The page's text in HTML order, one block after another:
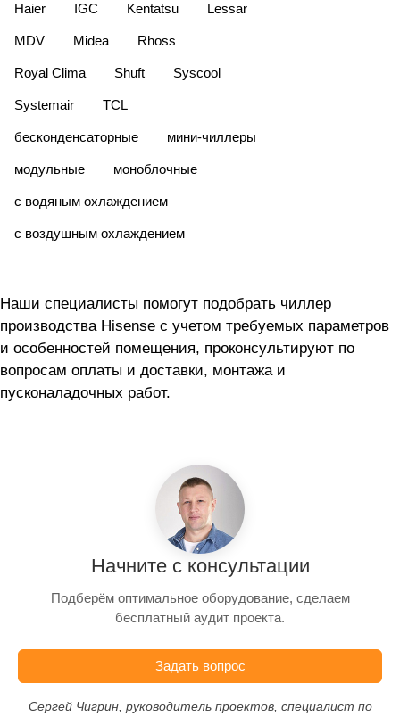
Haier IGC Kentatsu Lessar
MDV Midea Rhoss
Royal Clima Shuft Syscool
Systemair TCL
бесконденсаторные мини-чиллеры
модульные моноблочные
с водяным охлаждением
с воздушным охлаждением
Наши специалисты помогут подобрать чиллер
производства Hisense с учетом требуемых параметров
и особенностей помещения, проконсультируют по
вопросам оплаты и доставки, монтажа и
пусконаладочных работ.
Начните с консультации
Подберём оптимальное оборудование, сделаем
бесплатный аудит проекта.
Задать вопрос
Сергей Чигрин, руководитель проектов, специалист по